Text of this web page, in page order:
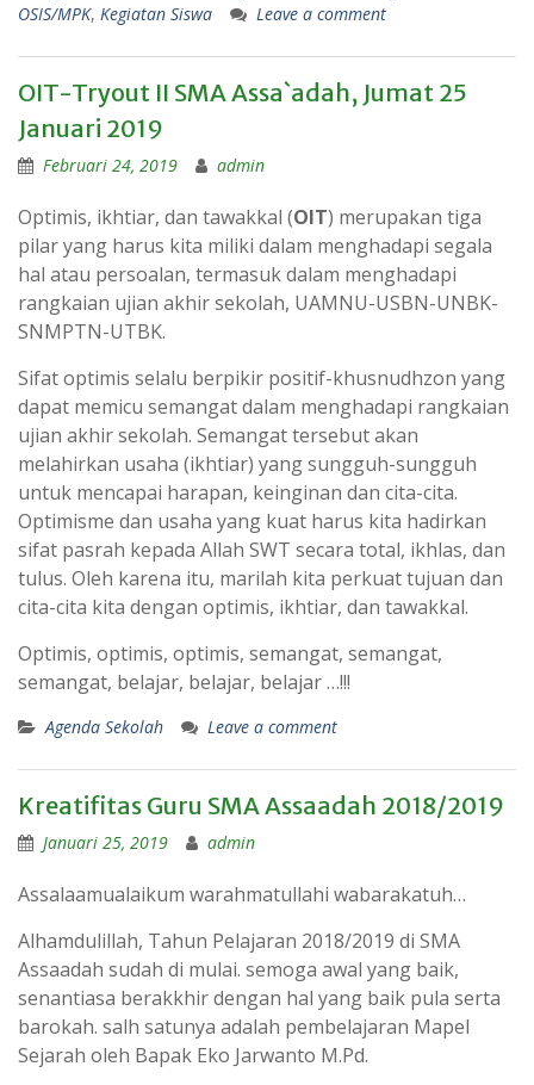
OSIS/MPK, Kegiatan Siswa Leave a comment
OIT-Tryout II SMA Assa`adah, Jumat 25
Januari 2019
Februari 24, 2019 admin
Optimis, ikhtiar, dan tawakkal (OIT) merupakan tiga
pilar yang harus kita miliki dalam menghadapi segala
hal atau persoalan, termasuk dalam menghadapi
rangkaian ujian akhir sekolah, UAMNU-USBN-UNBK-
SNMPTN-UTBK.
Sifat optimis selalu berpikir positif-khusnudhzon yang
dapat memicu semangat dalam menghadapi rangkaian
ujian akhir sekolah. Semangat tersebut akan
melahirkan usaha (ikhtiar) yang sungguh-sungguh
untuk mencapai harapan, keinginan dan cita-cita.
Optimisme dan usaha yang kuat harus kita hadirkan
sifat pasrah kepada Allah SWT secara total, ikhlas, dan
tulus. Oleh karena itu, marilah kita perkuat tujuan dan
cita-cita kita dengan optimis, ikhtiar, dan tawakkal.
Optimis, optimis, optimis, semangat, semangat,
semangat, belajar, belajar, belajar …!!!
Agenda Sekolah Leave a comment
Kreatifitas Guru SMA Assaadah 2018/2019
Januari 25, 2019 admin
Assalaamualaikum warahmatullahi wabarakatuh…
Alhamdulillah, Tahun Pelajaran 2018/2019 di SMA
Assaadah sudah di mulai. semoga awal yang baik,
senantiasa berakkhir dengan hal yang baik pula serta
barokah. salh satunya adalah pembelajaran Mapel
Sejarah oleh Bapak Eko Jarwanto M.Pd.